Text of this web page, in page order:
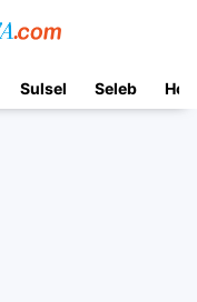
Sulsel Seleb Hot